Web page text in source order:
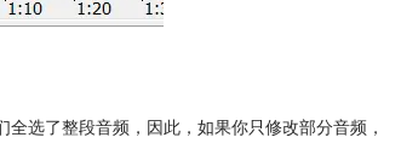
选了整段音频，因此，如果你只修改部分音频，